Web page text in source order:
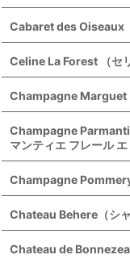
Cabaret des Oiseaux
Celine La Forest （セ
Champagne Marguet
Champagne
マンティエ フレール エ
Champagne Pommery
Chateau Behere（シャ
Chateau de